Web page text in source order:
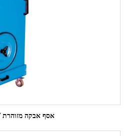
אסף אבקה מזוהרת RH/HY